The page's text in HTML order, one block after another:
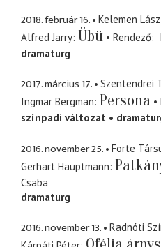
2018. február 16.
Kelemen
Alfred Jarry Übü Rendező
dramaturg
2017. március 17.
Szentendrei
Ingmar Bergman Persona
színpadi változat
2016. november 25.
Forte
Gerhart Hauptmann
Csaba
dramaturg
2016. november 13.
Radnóti